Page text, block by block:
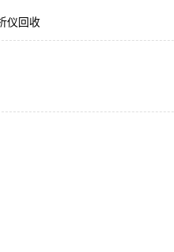
仪回收